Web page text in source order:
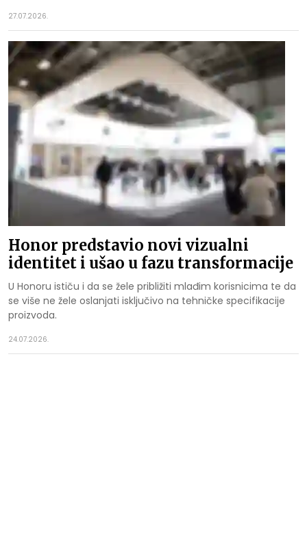
27.07.2026.
Honor predstavio novi vizualni
identitet i ušao u fazu transformacije
U Honoru ističu i da se žele približiti mlađim korisnicima te da
se više ne žele oslanjati isključivo na tehničke specifikacije
proizvoda.
24.07.2026.